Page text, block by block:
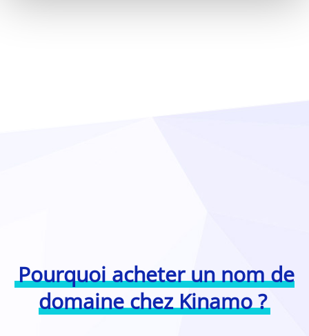
Pourquoi acheter un nom de
domaine chez Kinamo ?